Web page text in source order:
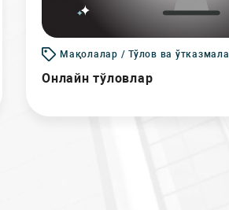
Мақолалар / Тўлов ва
Онлайн тўловлар